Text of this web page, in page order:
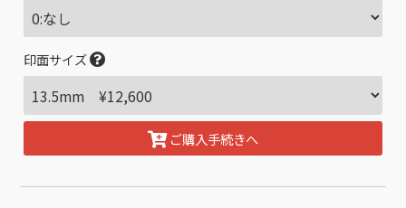
印面サイズ
ご購入手続きへ